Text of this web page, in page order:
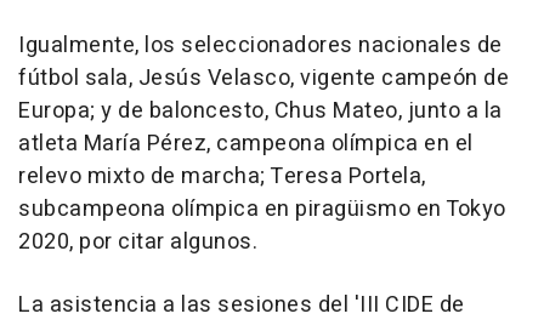
Igualmente, los seleccionadores nacionales de
fútbol sala, Jesús Velasco, vigente campeón de
Europa; y de baloncesto, Chus Mateo, junto a la
atleta María Pérez, campeona olímpica en el
relevo mixto de marcha; Teresa Portela,
subcampeona olímpica en piragüismo en Tokyo
2020, por citar algunos.
La asistencia a las sesiones del 'III CIDE de